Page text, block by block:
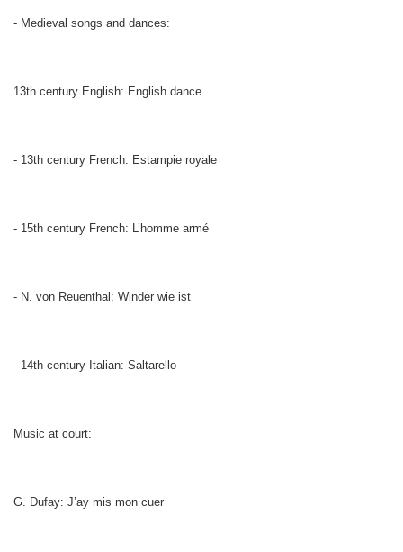
- Medieval songs and dances:
13th century English: English dance
- 13th century French: Estampie royale
- 15th century French: L’homme armé
- N. von Reuenthal: Winder wie ist
- 14th century Italian: Saltarello
Music at court:
G. Dufay: J’ay mis mon cuer